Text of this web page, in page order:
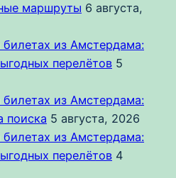
маршруты 6 августа,
из Амстердама:
перелётов 5
из Амстердама:
поиска 5 августа, 2026
из Амстердама:
перелётов 4